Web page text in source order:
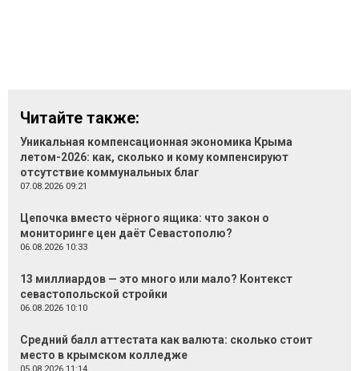
Читайте также:
Уникальная компенсационная экономика Крыма
летом-2026: как, сколько и кому компенсируют
отсутствие коммунальных благ
07.08.2026 09:21
Цепочка вместо чёрного ящика: что закон о
мониторинге цен даёт Севастополю?
06.08.2026 10:33
13 миллиардов — это много или мало? Контекст
севастопольской стройки
06.08.2026 10:10
Средний балл аттестата как валюта: сколько стоит
место в крымском колледже